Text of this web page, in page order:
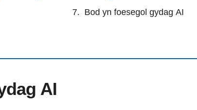
Bod yn foesegol gydag AI
AI